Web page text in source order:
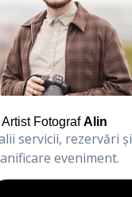
Artist FotografAlin
servicii, rezervări și
eveniment.